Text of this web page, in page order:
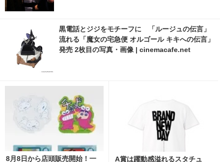
黒電話とジジをモチーフに 「ルージュの伝言」
流れる「魔女の宅急便 オルゴール キキへの伝言」
発売 2枚目の写真・画像 | cinemacafe.net
8月8日から店頭販売開始！一 A賞は躍動感溢れるスタチュ